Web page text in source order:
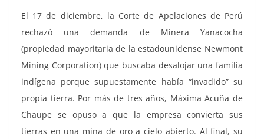
El 17 de diciembre, la Corte de Apelaciones de Perú
rechazó una demanda de Minera Yanacocha
(propiedad mayoritaria de la estadounidense Newmont
Mining Corporation) que buscaba desalojar una familia
indígena porque supuestamente había “invadido” su
propia tierra. Por más de tres años, Máxima Acuña de
Chaupe se opuso a que la empresa convierta sus
tierras en una mina de oro a cielo abierto. Al final, su